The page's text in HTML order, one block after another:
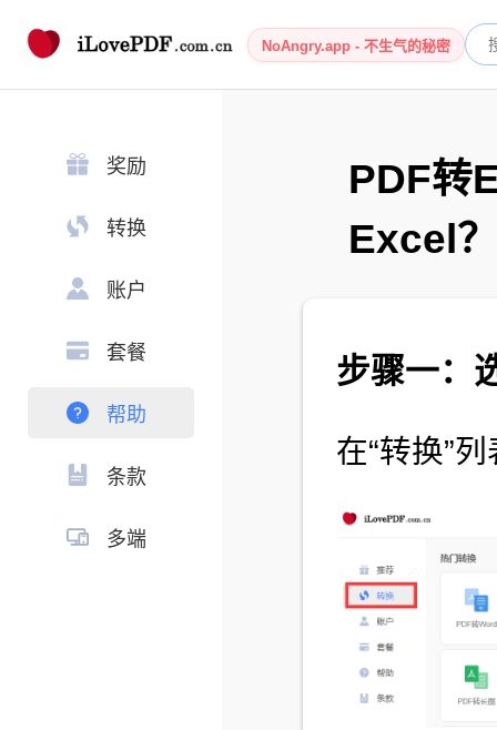
NoAngry.app - 不生气的秘密
奖励
转换
账户
套餐
帮助
条款
多端
PDF转
Excel？
步骤一：
在“转换”